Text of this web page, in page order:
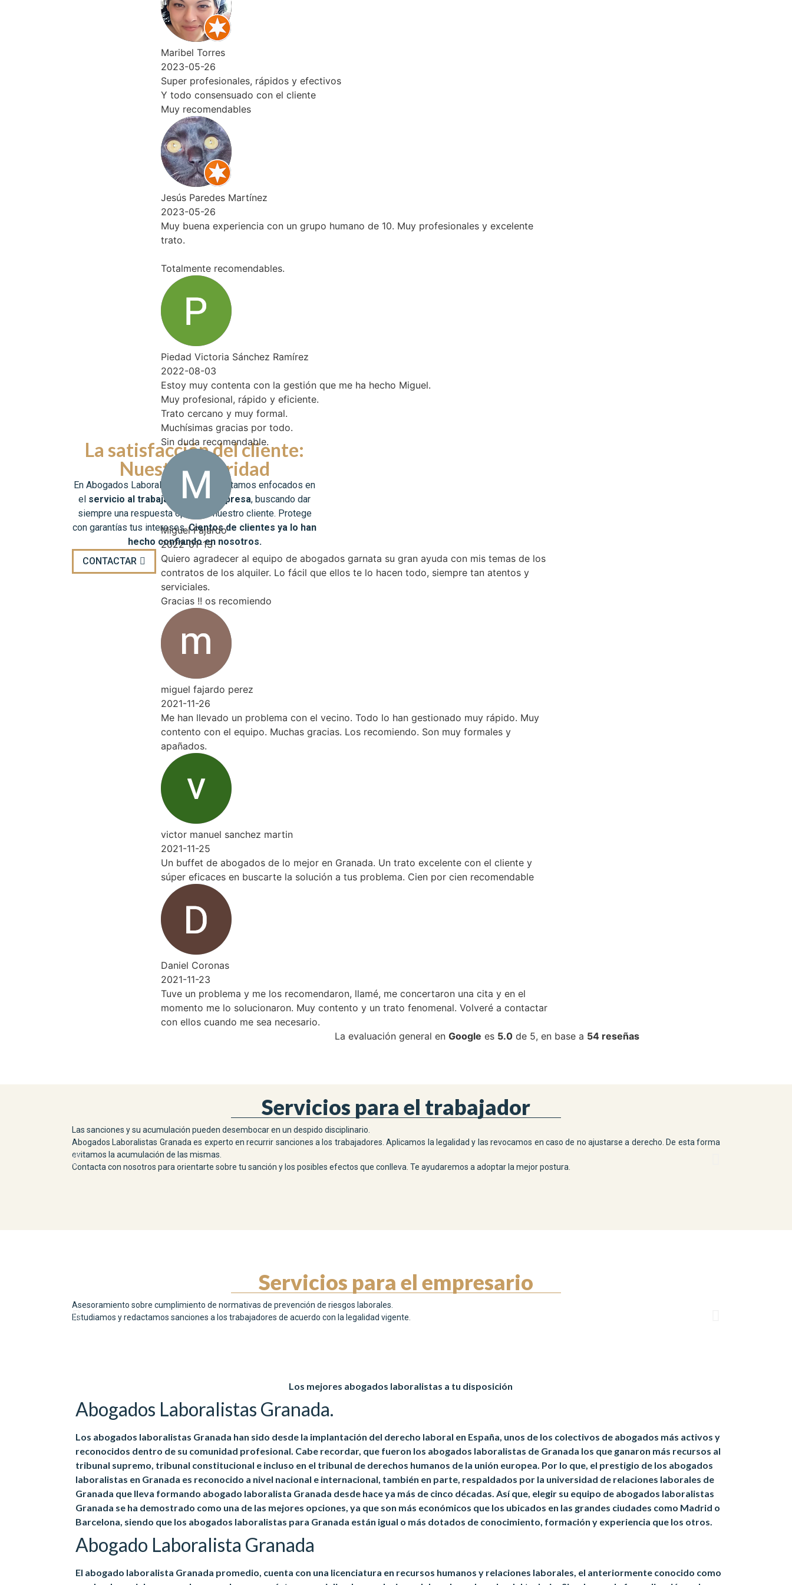
La satisfacción del cliente:
Nuestra prioridad
En Abogados Laboralistas Granada estamos enfocados en
el servicio al trabajador y a la empresa, buscando dar
siempre una respuesta óptima a nuestro cliente. Protege
con garantías tus intereses.Cientos de clientes ya lo han
hecho confiando en nosotros.
CONTACTAR
Maribel Torres
2023-05-26
Super profesionales, rápidos y efectivos
Y todo consensuado con el cliente
Muy recomendables
Jesús Paredes Martínez
2023-05-26
Muy buena experiencia con un grupo humano de 10. Muy profesionales y excelente
trato.
Totalmente recomendables.
Piedad Victoria Sánchez Ramírez
2022-08-03
Estoy muy contenta con la gestión que me ha hecho Miguel.
Muy profesional, rápido y eficiente.
Trato cercano y muy formal.
Muchísimas gracias por todo.
Sin duda recomendable.
Miguel Fajardo
2022-01-13
Quiero agradecer al equipo de abogados garnata su gran ayuda con mis temas de los
contratos de los alquiler. Lo fácil que ellos te lo hacen todo, siempre tan atentos y
serviciales.
Gracias !! os recomiendo
miguel fajardo perez
2021-11-26
Me han llevado un problema con el vecino. Todo lo han gestionado muy rápido. Muy
contento con el equipo. Muchas gracias. Los recomiendo. Son muy formales y
apañados.
victor manuel sanchez martin
2021-11-25
Un buffet de abogados de lo mejor en Granada. Un trato excelente con el cliente y
súper eficaces en buscarte la solución a tus problema. Cien por cien recomendable
Daniel Coronas
2021-11-23
Tuve un problema y me los recomendaron, llamé, me concertaron una cita y en el
momento me lo solucionaron. Muy contento y un trato fenomenal. Volveré a contactar
con ellos cuando me sea necesario.
La evaluación general en Google es 5.0 de 5, en base a 54 reseñas
Servicios para el trabajador
Las sanciones y su acumulación pueden desembocar en un despido disciplinario.
Abogados Laboralistas Granada es experto en recurrir sanciones a los trabajadores. Aplicamos la legalidad y las revocamos en caso de no ajustarse a derecho. De esta forma
evitamos la acumulación de las mismas.
Contacta con nosotros para orientarte sobre tu sanción y los posibles efectos que conlleva. Te ayudaremos a adoptar la mejor postura.
Servicios para el empresario
Asesoramiento sobre cumplimiento de normativas de prevención de riesgos laborales.
Estudiamos y redactamos sanciones a los trabajadores de acuerdo con la legalidad vigente.
Los mejores abogados laboralistas a tu disposición
Abogados Laboralistas Granada.
Los abogados laboralistas Granada han sido desde la implantación del derecho laboral en España, unos de los colectivos de abogados más activos y
reconocidos dentro de su comunidad profesional. Cabe recordar, que fueron los abogados laboralistas de Granada los que ganaron más recursos al
tribunal supremo, tribunal constitucional e incluso en el tribunal de derechos humanos de la unión europea. Por lo que, el prestigio de los abogados
laboralistas en Granada es reconocido a nivel nacional e internacional, también en parte, respaldados por la universidad de relaciones laborales de
Granada que lleva formando abogado laboralista Granada desde hace ya más de cinco décadas. Así que, elegir su equipo de abogados laboralistas
Granada se ha demostrado como una de las mejores opciones, ya que son más económicos que los ubicados en las grandes ciudades como Madrid o
Barcelona, siendo que los abogados laboralistas para Granada están igual o más dotados de conocimiento, formación y experiencia que los otros.
Abogado Laboralista Granada
El abogado laboralista Granada promedio, cuenta con una licenciatura en recursos humanos y relaciones laborales, el anteriormente conocido como